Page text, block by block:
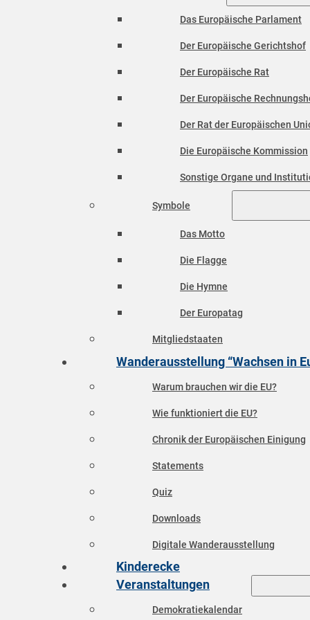
Das Europäische Parlament
Der Europäische Gerichtshof
Der Europäische Rat
Der Europäische
Der Rat der Europäischen
Die Europäische Kommission
Sonstige Organe und
Symbole
Das Motto
Die Flagge
Die Hymne
Der Europatag
Mitgliedstaaten
Wanderausstellung “Wachsen in
Warum brauchen wir die EU?
Wie funktioniert die EU?
Chronik der Europäischen Einigung
Statements
Quiz
Downloads
Digitale Wanderausstellung
Kinderecke
Veranstaltungen
Demokratiekalendar